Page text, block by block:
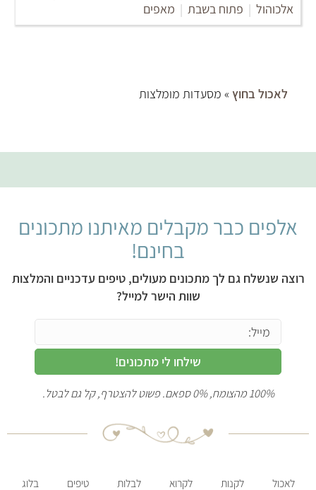
אלכוהול | פתוח בשבת | מאפים
לאכול בחוץ » מסעדות מומלצות
אלפים כבר מקבלים מאיתנו מתכונים
בחינם!
רוצה שנשלח גם לך מתכונים מעולים, טיפים עדכניים והמלצות
שוות הישר למייל?
שילחו לי מתכונים!
100% מהצומח, 0% ספאם. פשוט להצטרף, קל גם לבטל.
לאכול לקנות לקרוא לבלות טיפים בלוג